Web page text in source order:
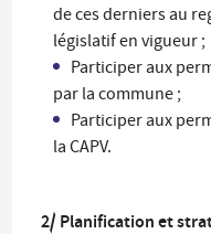
de ces derniers au
législatif en vigueur ;
Participer aux
par la commune ;
Participer aux
la CAPV.
2/ Planification et